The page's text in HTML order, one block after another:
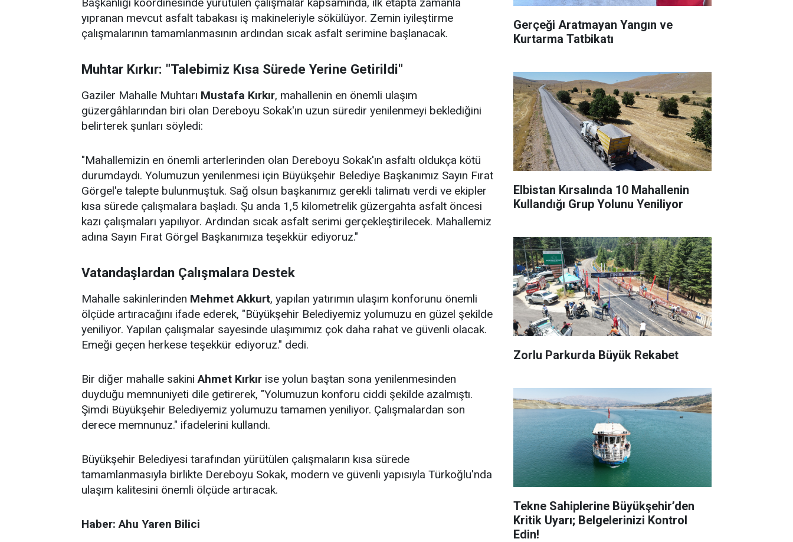
yıpranan mevcut asfalt tabakası iş makineleriyle sökülüyor. Zemin iyileştirme
çalışmalarının tamamlanmasının ardından sıcak asfalt serimine başlanacak.
Muhtar Kırkır: "Talebimiz Kısa Sürede Yerine Getirildi"
Gaziler Mahalle Muhtarı Mustafa Kırkır, mahallenin en önemli ulaşım
güzergâhlarından biri olan Dereboyu Sokak'ın uzun süredir yenilenmeyi beklediğini
belirterek şunları söyledi:
"Mahallemizin en önemli arterlerinden olan Dereboyu Sokak'ın asfaltı oldukça kötü
durumdaydı. Yolumuzun yenilenmesi için Büyükşehir Belediye Başkanımız Sayın Fırat
Görgel'e talepte bulunmuştuk. Sağ olsun başkanımız gerekli talimatı verdi ve ekipler
kısa sürede çalışmalara başladı. Şu anda 1,5 kilometrelik güzergahta asfalt öncesi
kazı çalışmaları yapılıyor. Ardından sıcak asfalt serimi gerçekleştirilecek. Mahallemiz
adına Sayın Fırat Görgel Başkanımıza teşekkür ediyoruz."
Vatandaşlardan Çalışmalara Destek
Mahalle sakinlerinden Mehmet Akkurt, yapılan yatırımın ulaşım konforunu önemli
ölçüde artıracağını ifade ederek, "Büyükşehir Belediyemiz yolumuzu en güzel şekilde
yeniliyor. Yapılan çalışmalar sayesinde ulaşımımız çok daha rahat ve güvenli olacak.
Emeği geçen herkese teşekkür ediyoruz." dedi.
Bir diğer mahalle sakiniAhmet Kırkır ise yolun baştan sona yenilenmesinden
duyduğu memnuniyeti dile getirerek, "Yolumuzun konforu ciddi şekilde azalmıştı.
Şimdi Büyükşehir Belediyemiz yolumuzu tamamen yeniliyor. Çalışmalardan son
derece memnunuz." ifadelerini kullandı.
Büyükşehir Belediyesi tarafından yürütülen çalışmaların kısa sürede
tamamlanmasıyla birlikte Dereboyu Sokak, modern ve güvenli yapısıyla Türkoğlu'nda
ulaşım kalitesini önemli ölçüde artıracak.
Haber: Ahu Yaren Bilici
Gerçeği Aratmayan Yangın ve
Kurtarma Tatbikatı
Elbistan Kırsalında 10 Mahallenin
Kullandığı Grup Yolunu Yeniliyor
Zorlu Parkurda Büyük Rekabet
Tekne Sahiplerine Büyükşehir’den
Kritik Uyarı; Belgelerinizi Kontrol
Edin!